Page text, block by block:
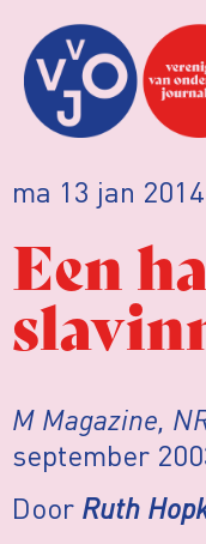
ma 13 jan 2014
Een
M Magazine,
september
Door Ruth